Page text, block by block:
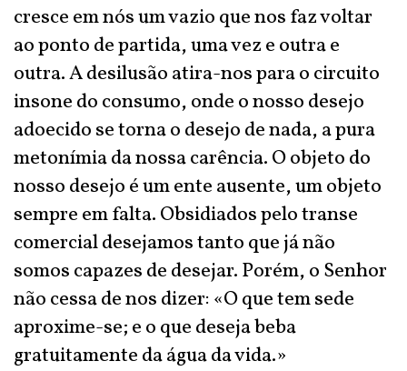
cresce em nós um vazio que nos faz voltar
ao ponto de partida, uma vez e outra e
outra. A desilusão atira-nos para o circuito
insone do consumo, onde o nosso desejo
adoecido se torna o desejo de nada, a pura
metonímia da nossa carência. O objeto do
nosso desejo é um ente ausente, um objeto
sempre em falta. Obsidiados pelo transe
comercial desejamos tanto que já não
somos capazes de desejar. Porém, o Senhor
não cessa de nos dizer: «O que tem sede
aproxime-se; e o que deseja beba
gratuitamente da água da vida.»